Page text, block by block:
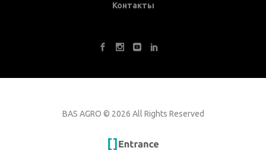
Контакты
BAS AGRO © 2026 All Rights Reserved